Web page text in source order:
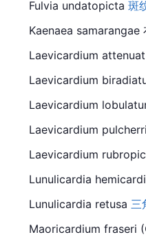
Fulvia undatopicta 斑
Kaenaea samarangae
Laevicardium
Laevicardium
Laevicardium
Laevicardium
Laevicardium
Lunulicardia
Lunulicardia retusa 三
Maoricardium fraseri (